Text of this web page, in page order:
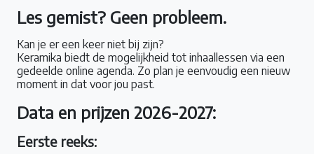
Les gemist? Geen probleem.
Kan je er een keer niet bij zijn?
Keramika biedt de mogelijkheid tot inhaallessen via een
gedeelde online agenda. Zo plan je eenvoudig een nieuw
moment in dat voor jou past.
Data en prijzen 2026-2027:
Eerste reeks: